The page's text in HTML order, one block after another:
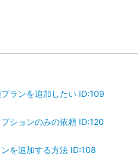
ランを追加したい ID:109
ションのみの依頼 ID:120
ンを追加する方法 ID:108